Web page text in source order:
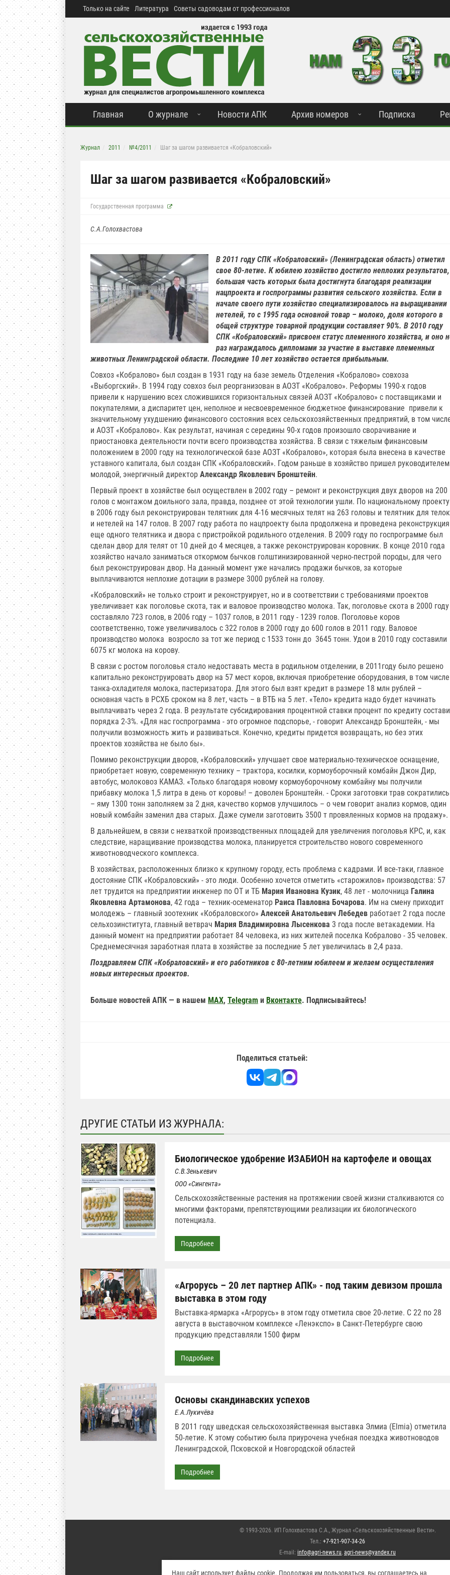
Только на сайте Литература Советы садоводам от профессионалов
Главная О журнале Новости АПК Архив номеров Подписка
Журнал 2011 №4/2011 Шаг за шагом развивается «Кобраловский»
Шаг за шагом развивается «Кобраловский»
Государственная программа
С.А.Голохвастова
В 2011 году СПК «Кобраловский» (Ленинградская область) отметил
свое 80-летие. К юбилею хозяйство достигло неплохих результатов,
большая часть которых была достигнута благодаря реализации
нацпроекта и госпрограммы развития сельского хозяйства. Если в
начале своего пути хозяйство специализировалось на выращивании
нетелей, то с 1995 года основной товар – молоко, доля которого в
общей структуре товарной продукции составляет 90%. В 2010 году
СПК «Кобраловский» присвоен статус племенного хозяйства, и оно
раз награждалось дипломами за участие в выставке племенных
животных Ленинградской области. Последние 10 лет хозяйство остается прибыльным.
Совхоз «Кобралово» был создан в 1931 году на базе земель Отделения «Кобралово» совхоза
«Выборгский». В 1994 году совхоз был реорганизован в АОЗТ «Кобралово». Реформы 1990-х годов
привели к нарушению всех сложившихся горизонтальных связей АОЗТ «Кобралово» с поставщиками и
покупателями, а диспаритет цен, неполное и несвоевременное бюджетное финансирование привели к
значительному ухудшению финансового состояния всех сельскохозяйственных предприятий, в том
и АОЗТ «Кобралово». Как результат, начиная с середины 90-х годов произошло сворачивание и
приостановка деятельности почти всего производства хозяйства. В связи с тяжелым финансовым
положением в 2000 году на технологической базе АОЗТ «Кобралово», которая была внесена в качестве
уставного капитала, был создан СПК «Кобраловский». Годом раньше в хозяйство пришел руководителем
молодой, энергичный директор Александр Яковлевич Бронштейн.
Первый проект в хозяйстве был осуществлен в 2002 году – ремонт и реконструкция двух дворов на 200
голов с монтажом доильного зала, правда, позднее от этой технологии ушли. По национальному проекту
в 2006 году был реконструирован телятник для 4-16 месячных телят на 263 головы и телятник для телок
и нетелей на 147 голов. В 2007 году работа по нацпроекту была продолжена и проведена реконструкция
еще одного телятника и двора с пристройкой родильного отделения. В 2009 году по госпрограмме был
сделан двор для телят от 10 дней до 4 месяцев, а также реконструирован коровник. В конце 2010 года
хозяйство начало заниматься откормом бычков голштинизированной черно-пестрой породы, для чего
был реконструирован двор. На данный момент уже начались продажи бычков, за которые
выплачиваются неплохие дотации в размере 3000 рублей на голову.
«Кобраловский» не только строит и реконструирует, но и в соответствии с требованиями проектов
увеличивает как поголовье скота, так и валовое производство молока. Так, поголовье скота в 2000 году
составляло 723 голов, в 2006 году – 1037 голов, в 2011 году - 1239 голов. Поголовье коров
соответственно, тоже увеличивалось с 322 голов в 2000 году до 600 голов в 2011 году. Валовое
производство молока возросло за тот же период с 1533 тонн до 3645 тонн. Удои в 2010 году составили
6075 кг молока на корову.
В связи с ростом поголовья стало недоставать места в родильном отделении, в 2011году было решено
капитально реконструировать двор на 57 мест коров, включая приобретение оборудования, в том числе
танка-охладителя молока, пастеризатора. Для этого был взят кредит в размере 18 млн рублей –
основная часть в РСХБ сроком на 8 лет, часть – в ВТБ на 5 лет. «Тело» кредита надо будет начинать
выплачивать через 2 года. В результате субсидирования процентной ставки процент по кредиту
порядка 2-3%. «Для нас госпрограмма - это огромное подспорье, - говорит Александр Бронштейн, - мы
получили возможность жить и развиваться. Конечно, кредиты придется возвращать, но без этих
проектов хозяйства не было бы».
Помимо реконструкции дворов, «Кобраловский» улучшает свое материально-техническое оснащение,
приобретает новую, современную технику – трактора, косилки, кормоуборочный комбайн Джон Дир,
автобус, молоковоз КАМАЗ. «Только благодаря новому кормоуборочному комбайну мы получили
прибавку молока 1,5 литра в день от коровы! – доволен Бронштейн. - Сроки заготовки трав сократились
– яму 1300 тонн заполняем за 2 дня, качество кормов улучшилось – о чем говорит анализ кормов, один
новый комбайн заменил два старых. Даже сумели заготовить 3500 т провяленных кормов на продажу».
В дальнейшем, в связи с нехваткой производственных площадей для увеличения поголовья КРС, и, как
следствие, наращивание производства молока, планируется строительство нового современного
животноводческого комплекса.
В хозяйствах, расположенных близко к крупному городу, есть проблема с кадрами. И все-таки, главное
достояние СПК «Кобраловский» - это люди. Особенно хочется отметить «старожилов» производства: 57
лет трудится на предприятии инженер по ОТ и ТБ Мария Ивановна Кузик, 48 лет - молочница Галина
Яковлевна Артамонова, 42 года – техник-осеменатор Раиса Павловна Бочарова. Им на смену приходит
молодежь – главный зоотехник «Кобраловского» Алексей Анатольевич Лебедев работает 2 года после
сельхозинститута, главный ветврач Мария Владимировна Лысенкова 3 года после ветакадемии. На
данный момент на предприятии работает 84 человека, из них жителей поселка Кобралово - 35 человек.
Среднемесячная заработная плата в хозяйстве за последние 5 лет увеличилась в 2,4 раза.
Поздравляем СПК «Кобраловский» и его работников с 80-летним юбилеем и желаем осуществления
новых интересных проектов.
Больше новостей АПК — в нашем MAX, Telegram и Вконтакте. Подписывайтесь!
Поделиться статьей:
ДРУГИЕ СТАТЬИ ИЗ ЖУРНАЛА:
Биологическое удобрение ИЗАБИОН на картофеле и овощах
С.В.Зенькевич
ООО «Сингента»
Сельскохозяйственные растения на протяжении своей жизни сталкиваются со
многими факторами, препятствующими реализации их биологического
потенциала.
Подробнее
«Агрорусь – 20 лет партнер АПК» - под таким девизом прошла
выставка в этом году
Выставка-ярмарка «Агрорусь» в этом году отметила свое 20-летие. С 22 по 28
августа в выставочном комплексе «Ленэкспо» в Санкт-Петербурге свою
продукцию представляли 1500 фирм
Подробнее
Основы скандинавских успехов
Е.А.Лукичёва
В 2011 году шведская сельскохозяйственная выставка Элмиа (Elmia) отметила
50-летие. К этому событию была приурочена учебная поездка животноводов
Ленинградской, Псковской и Новгородской областей
Подробнее
© 1993-2026. ИП Голохвастова С.А., Журнал «Сельскохозяйственные Вести».
Тел.: +7-921-907-34-26
E-mail: info@agri-news.ru, agri-news@yandex.ru
Наш сайт использует файлы cookie. Продолжая им пользоваться, вы соглашаетесь на